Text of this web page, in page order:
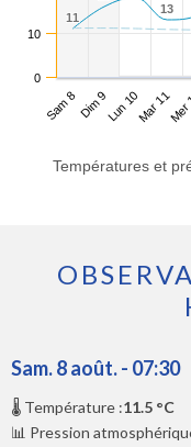
11
11
13
13
Sam 8Dim 9Lun 10Mar 11
0
10
Températures et
Sam. 8 août. - 07:30
🌡️ Température :11.5 °C
📊 Pression